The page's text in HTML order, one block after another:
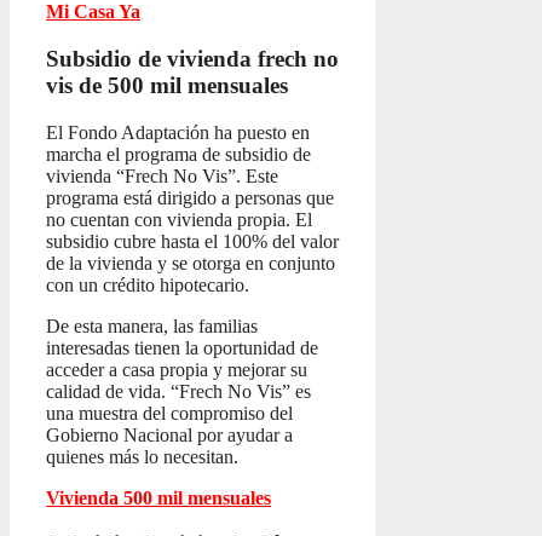
Mi Casa Ya
Subsidio de vivienda frech no
vis de 500 mil mensuales
El Fondo Adaptación ha puesto en
marcha el programa de subsidio de
vivienda “Frech No Vis”. Este
programa está dirigido a personas que
no cuentan con vivienda propia. El
subsidio cubre hasta el 100% del valor
de la vivienda y se otorga en conjunto
con un crédito hipotecario.
De esta manera, las familias
interesadas tienen la oportunidad de
acceder a casa propia y mejorar su
calidad de vida. “Frech No Vis” es
una muestra del compromiso del
Gobierno Nacional por ayudar a
quienes más lo necesitan.
Vivienda 500 mil mensuales